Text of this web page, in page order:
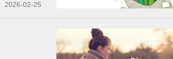
2026-02-25